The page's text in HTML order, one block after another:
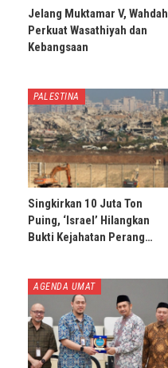
Jelang Muktamar V, Wahdah
Perkuat Wasathiyah dan
Kebangsaan
PALESTINA
Singkirkan 10 Juta Ton
Puing, ‘Israel’ Hilangkan
Bukti Kejahatan Perang…
AGENDA UMAT